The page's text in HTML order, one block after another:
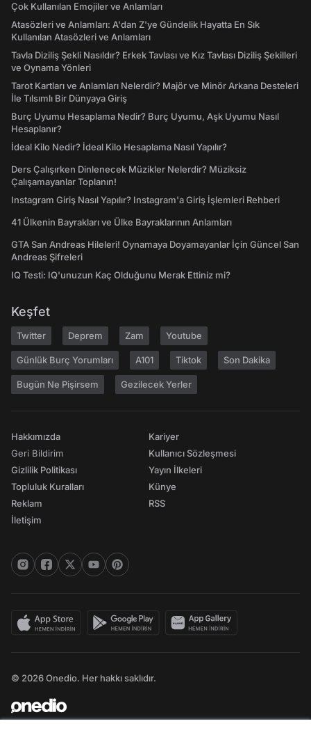
Çok Kullanılan Emojiler ve Anlamları
Atasözleri ve Anlamları: A'dan Z'ye Gündelik Hayatta En Sık
Kullanılan Atasözleri ve Anlamları
Tavla Diziliş Şekli Nasıldır? Erkek Tavlası ve Kız Tavlası Diziliş Şekilleri
ve Oynama Yönleri
Tarot Kartları ve Anlamları Nelerdir? Majör ve Minör Arkana Desteleri
İle Tılsımlı Bir Dünyaya Giriş
Burç Uyumu Hesaplama Nedir? Burç Uyumu, Aşk Uyumu Nasıl
Hesaplanır?
İdeal Kilo Nedir? İdeal Kilo Hesaplama Nasıl Yapılır?
Ders Çalışırken Dinlenecek Müzikler Nelerdir? Müziksiz
Çalışamayanlar Toplanın!
Instagram Giriş Nasıl Yapılır? Instagram'a Giriş İşlemleri Rehberi
41 Ülkenin Bayrakları ve Ülke Bayraklarının Anlamları
GTA San Andreas Hileleri! Oynamaya Doyamayanlar İçin Güncel San
Andreas Şifreleri
IQ Testi: IQ'unuzun Kaç Olduğunu Merak Ettiniz mi?
Keşfet
Twitter Deprem Zam Youtube
Günlük Burç Yorumları A101 Tiktok Son Dakika
Bugün Ne Pişirsem Gezilecek Yerler
Hakkımızda
Geri Bildirim
Gizlilik Politikası
Topluluk Kuralları
Reklam
İletişim
Kariyer
Kullanıcı Sözleşmesi
Yayın İlkeleri
Künye
RSS
© 2026 Onedio. Her hakkı saklıdır.